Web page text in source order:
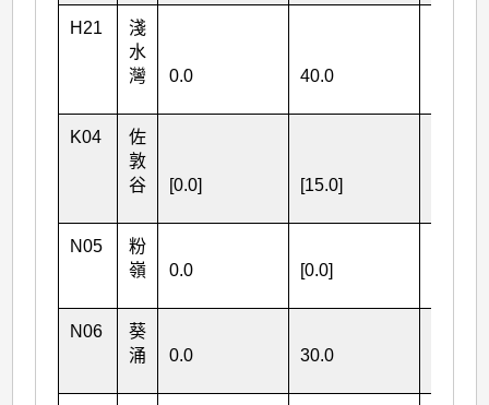
H21
淺
水
灣
0.0 40.0
K04
佐
敦
谷
[0.0] [15.0]
N05
粉
嶺
0.0 [0.0]
N06
葵
涌
0.0 30.0